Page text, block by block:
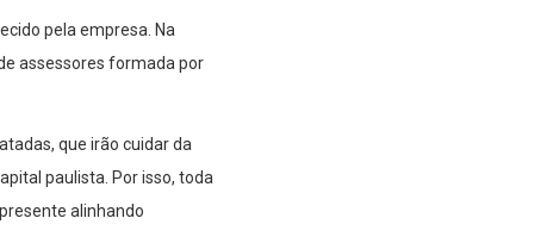
pela empresa. Na
assessores formada por
que irão cuidar da
paulista. Por isso, toda
alinhando